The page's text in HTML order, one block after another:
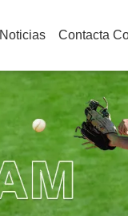
Noticias Contacta